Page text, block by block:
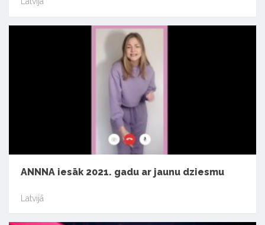
ANNNA iesāk 2021. gadu ar jaunu dziesmu
Latvijā